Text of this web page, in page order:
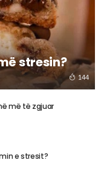
stresin?
144
më të zgjuar
e stresit?